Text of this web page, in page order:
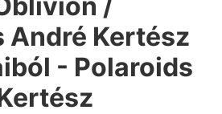
André Kertész
- Polaroids